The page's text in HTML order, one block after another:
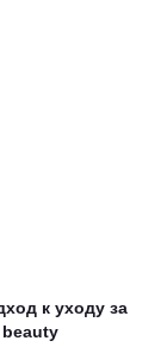
к уходу за
beauty